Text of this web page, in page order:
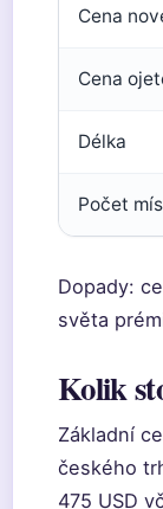
Cena
Cena
Délka
Počet
Dopady:
světa
Kolik
Základní
českého
475 USD